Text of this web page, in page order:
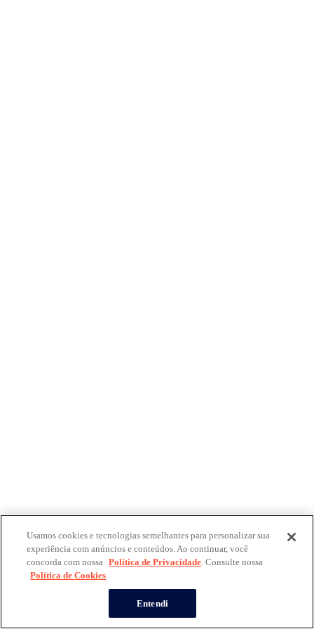
Usamos cookies e tecnologias semelhantes para personalizar sua
experiência com anúncios e conteúdos. Ao continuar, você
concorda com nossa Política de Privacidade. Consulte nossa
Política de Cookies
Entendi